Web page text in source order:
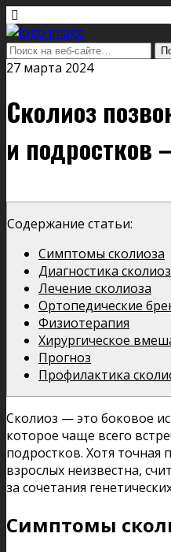
27 марта 2024
Сколиоз
и подростков
Содержание статьи:
Симптомы сколиоза
Диагностика
Лечение сколиоза
Ортопедические
Физиотерапия
Хирургическое
Прогноз
Профилактика
Сколиоз — это боковое
которое чаще всего
подростков. Хотя точная
взрослых неизвестна,
за сочетания
Симптомы